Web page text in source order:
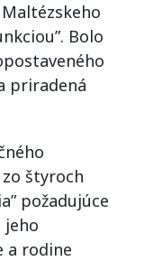
Bolo
priradená
štyroch
požadujúce
jeho
a rodine